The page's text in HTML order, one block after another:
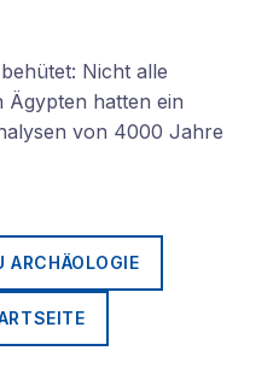
Nicht alle
Ägypten hatten ein
von 4000 Jahre
ARCHÄOLOGIE